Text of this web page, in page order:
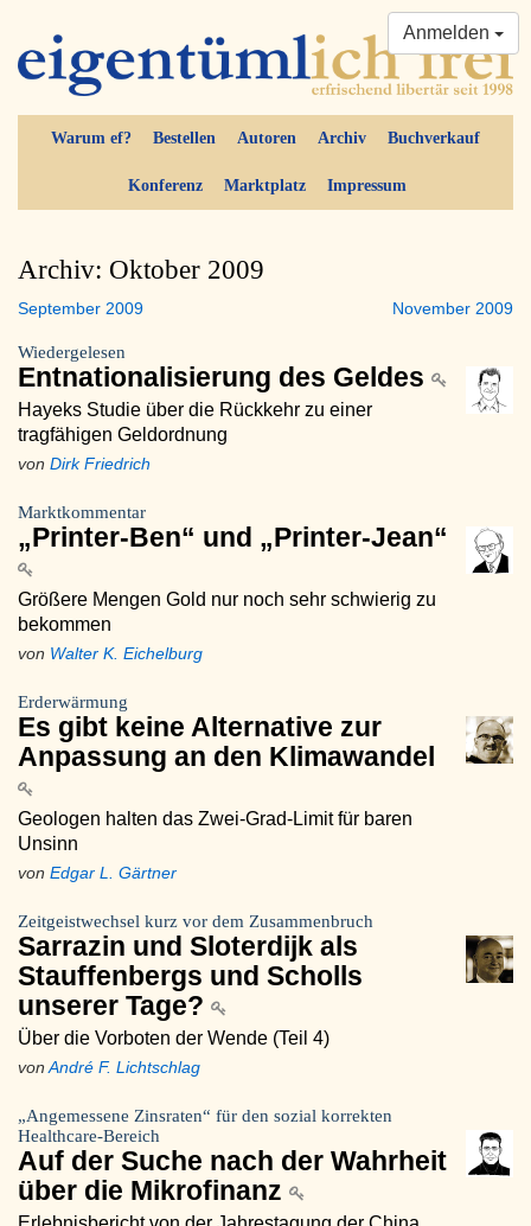
Warum ef? Bestellen Autoren Archiv Buchverkauf
Konferenz Marktplatz Impressum
Anmelden
Archiv: Oktober 2009
September 2009 November 2009
Wiedergelesen
Entnationalisierung des Geldes
Hayeks Studie über die Rückkehr zu einer
tragfähigen Geldordnung
von Dirk Friedrich
Marktkommentar
„Printer-Ben“ und „Printer-Jean“
Größere Mengen Gold nur noch sehr schwierig zu
bekommen
von Walter K. Eichelburg
Erderwärmung
Es gibt keine Alternative zur
Anpassung an den Klimawandel
Geologen halten das Zwei-Grad-Limit für baren
Unsinn
von Edgar L. Gärtner
Zeitgeistwechsel kurz vor dem Zusammenbruch
Sarrazin und Sloterdijk als
Stauffenbergs und Scholls
unserer Tage?
Über die Vorboten der Wende (Teil 4)
von André F. Lichtschlag
„Angemessene Zinsraten“ für den sozial korrekten
Healthcare-Bereich
Auf der Suche nach der Wahrheit
über die Mikrofinanz